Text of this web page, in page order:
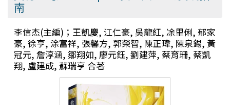
南
李信杰(主編)；王凱慶, 江仁豪, 吳龍紅, 凃里俐, 郁家
豪, 徐亨, 涂富祥, 張馨方, 郭榮智, 陳正瑋, 陳泉錫, 黃
冠元, 詹淳涵, 鄒翔如, 廖元鈺, 劉建萍, 蔡育珊, 蔡凱
翔, 盧建成, 蘇瑞亨 合著